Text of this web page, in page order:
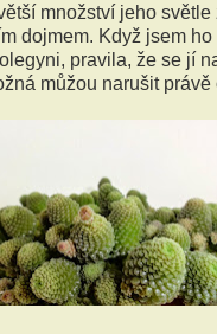
množství jeho
dojmem. Když jsem
pravila, že se jí
můžou narušit právě